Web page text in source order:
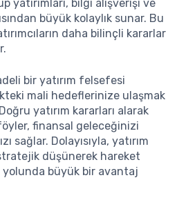
yatırımları, bilgi alışverişi ve
büyük kolaylık sunar. Bu
daha bilinçli kararlar
bir yatırım felsefesi
mali hedeflerinize ulaşmak
yatırım kararları alarak
finansal geleceğinizi
sağlar. Dolayısıyla, yatırım
düşünerek hareket
yolunda büyük bir avantaj